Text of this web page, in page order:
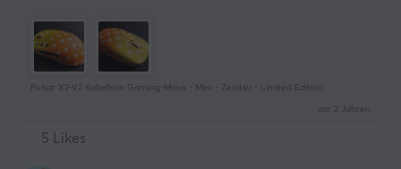
Pulsar X2-V2 Kabellose Gaming-Maus - Mini - Zenitsu - Limited Edition
vor 2 Jahren
5 Likes